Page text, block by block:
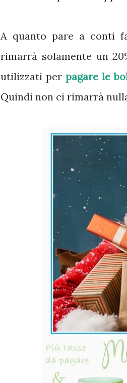
A quanto pare a conti
rimarrà solamente un
utilizzati per pagare le
Quindi non ci rimarrà